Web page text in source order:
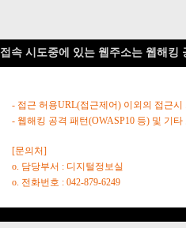
접속 시도중에 있는 웹주소는 웹해킹
- 접근 허용URL(접근제어) 이외의 접근시
- 웹해킹 공격 패턴(OWASP10 등) 및 기
[문의처]
o. 담당부서 : 디지털정보실
o. 전화번호 : 042-879-6249